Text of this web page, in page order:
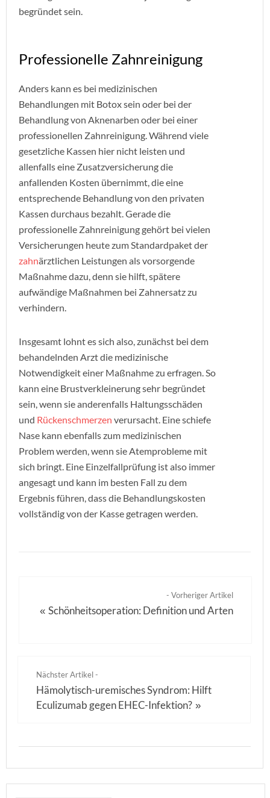
begründet sein.
Professionelle Zahnreinigung
Anders kann es bei medizinischen
Behandlungen mit Botox sein oder bei der
Behandlung von Aknenarben oder bei einer
professionellen Zahnreinigung. Während viele
gesetzliche Kassen hier nicht leisten und
allenfalls eine Zusatzversicherung die
anfallenden Kosten übernimmt, die eine
entsprechende Behandlung von den privaten
Kassen durchaus bezahlt. Gerade die
professionelle Zahnreinigung gehört bei vielen
Versicherungen heute zum Standardpaket der
zahnärztlichen Leistungen als vorsorgende
Maßnahme dazu, denn sie hilft, spätere
aufwändige Maßnahmen bei Zahnersatz zu
verhindern.
Insgesamt lohnt es sich also, zunächst bei dem
behandelnden Arzt die medizinische
Notwendigkeit einer Maßnahme zu erfragen. So
kann eine Brustverkleinerung sehr begründet
sein, wenn sie anderenfalls Haltungsschäden
und Rückenschmerzen verursacht. Eine schiefe
Nase kann ebenfalls zum medizinischen
Problem werden, wenn sie Atemprobleme mit
sich bringt. Eine Einzelfallprüfung ist also immer
angesagt und kann im besten Fall zu dem
Ergebnis führen, dass die Behandlungskosten
vollständig von der Kasse getragen werden.
- Vorheriger Artikel
«Schönheitsoperation: Definition und Arten
Nächster Artikel -
Hämolytisch-uremisches Syndrom: Hilft
Eculizumab gegen EHEC-Infektion? »